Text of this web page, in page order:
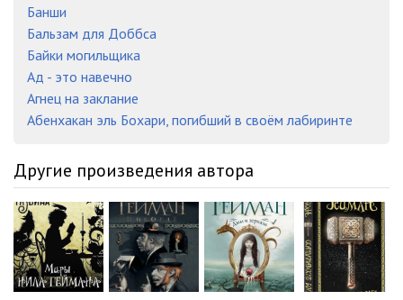
Банши
Бальзам для Доббса
Байки могильщика
Ад - это навечно
Агнец на заклание
Абенхакан эль Бохари, погибший в своём лабиринте
Другие произведения автора